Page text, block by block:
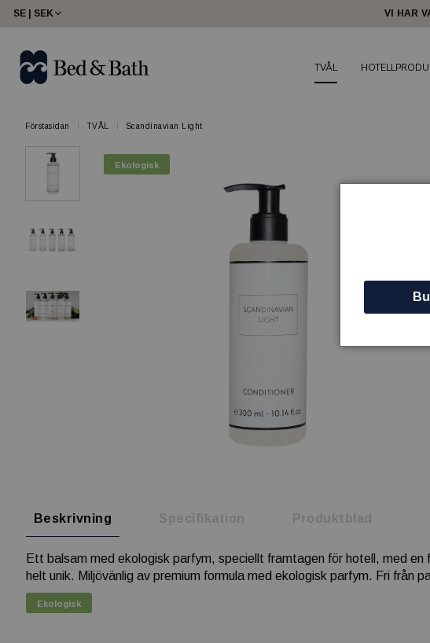
SE | SEK VI HAR
TVÅL
Förstasidan TVÅL Scandinavian Light
Ekologisk
Beskrivning Specifikation Produktblad
Ett balsam med ekologisk parfym, speciellt framtagen för hotell, med
helt unik. Miljövänlig av premium formula med ekologisk parfym. Fri
Ekologisk